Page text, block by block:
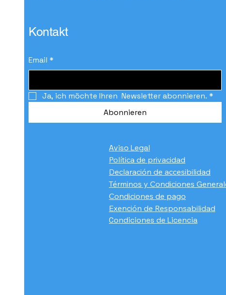
Kontakt
Email *
Ja, ich möchte Ihren  Newsletter abonnieren. *
Abonnieren
Aviso Legal
Política de privacidad
Declaración de accesibilidad
Términos y Condiciones
Condiciones de pago
​Exención de Responsabilidad
Condiciones de Licencia